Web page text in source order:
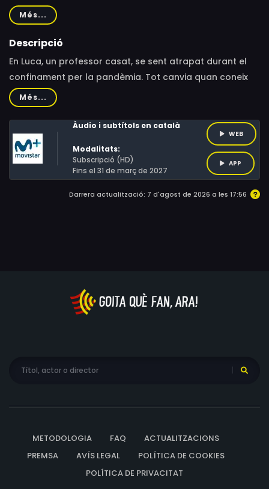
Giannetta, Paolo Pierobon, Giulio Beranek, Francesco
Brandi, Federico Mancini, Mariana Falace, Flavia Vittorini,
Diego Morra, Eugenia Delbue
Més...
Descripció
En Luca, un professor casat, se sent atrapat durant el
confinament per la pandèmia. Tot canvia quan coneix
l'Amanda, la seva encantadora veïna, i se n'enamora. El
que comença com un idil·li es converteix en un thriller ple
de secrets i revelacions inesperades.
Més...
Àudio i subtítols en català
Modalitats:
Subscripció (HD)
Fins el 31 de març de 2027
WEB
APP
Darrera actualització: 7 d'agost de 2026 a les 17:56
METODOLOGIA FAQ
ACTUALITZACIONS
PREMSA
AVÍS LEGAL
POLÍTICA DE COOKIES
POLÍTICA DE PRIVACITAT